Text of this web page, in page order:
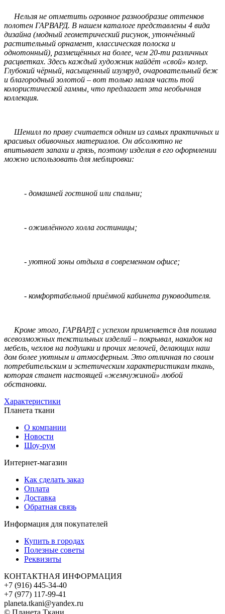
Нельзя не отметить огромное разнообразие оттенков
полотен ГАРВАРД. В нашем каталоге представлены 4 вида
дизайна (модный геометрический рисунок, утончённый
растительный орнамент, классическая полоска и
однотонный), размещённых на более, чем 20-ти различных
расцветках. Здесь каждый художник найдёт «свой» колер.
Глубокий чёрный, насыщенный изумруд, очаровательный беж
и благородный золотой – вот только малая часть той
колористической гаммы, что предлагает эта необычная
коллекция.
Шенилл по праву считается одним из самых практичных и
красивых обивочных материалов. Он абсолютно не
впитывает запахи и грязь, поэтому изделия в его оформлении
можно использовать для меблировки:
- домашней гостиной или спальни;
- оживлённого холла гостиницы;
- уютной зоны отдыха в современном офисе;
- комфортабельной приёмной кабинета руководителя.
Кроме этого, ГАРВАРД с успехом применяется для пошива
всевозможных текстильных изделий – покрывал, накидок на
мебель, чехлов на подушки и прочих мелочей, делающих наш
дом более уютным и атмосферным. Это отличная по своим
потребительским и эстетическим характеристикам ткань,
которая станет настоящей «жемчужиной» любой
обстановки.
Характеристики
Планета ткани
О компании
Новости
Шоу-рум
Интернет-магазин
Как сделать заказ
Оплата
Доставка
Обратная связь
Информация для покупателей
Купить в городах
Полезные советы
Реквизиты
КОНТАКТНАЯ ИНФОРМАЦИЯ
+7 (916) 445-34-40
+7 (977) 117-99-41
planeta.tkani@yandex.ru
© Планета Ткани